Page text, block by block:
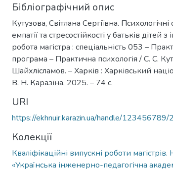
Бібліографічний опис
Кутузова, Світлана Сергіївна.
емпатії та стресостійкості у батьків дітей
робота магістра : спеціальність 053 –
програма – Практична психологія / С. С.
Шайхлісламов. – Харків : Харківський
В. Н. Каразіна, 2025. – 74 с.
URI
https://ekhnuir.karazin.ua/handle/
Колекції
Кваліфікаційні випускні роботи
«Українська інженерно-педагогічна